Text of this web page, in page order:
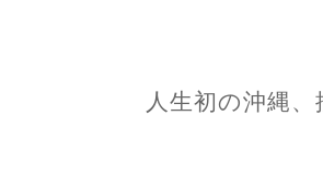
人生初の沖縄